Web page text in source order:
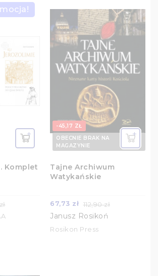
Komplet
-45,17 ZŁ
OBECNIE BRAK NA
MAGAZYNIE
Tajne Archiwum
Watykańskie
67,73 zł 112,90 zł
Janusz Rosikoń
Rosikon Press